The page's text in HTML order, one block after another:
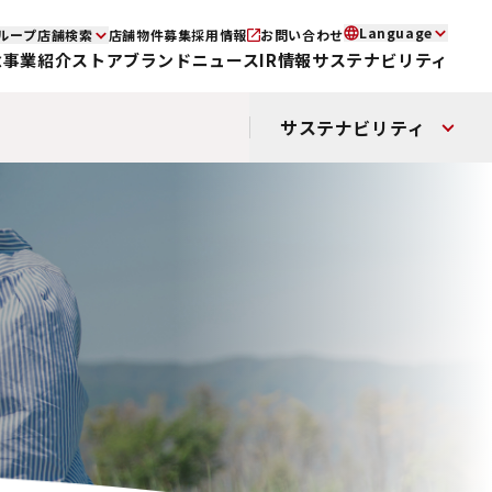
事業紹介ストアブランドニュースIR情報サステナビリティ
ープ店舗検索 店舗物件募集採用情報 お問い合わせ Language
サステナビリティ